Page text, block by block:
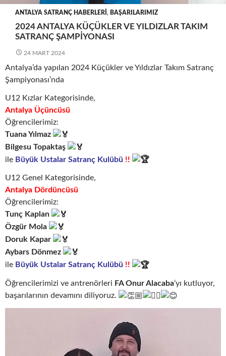
ANTALYA SATRANÇ HABERLERI , BAŞARILARIMIZ
2024 ANTALYA KÜÇÜKLER VE YILDIZLAR TAKIM
SATRANÇ ŞAMPIYONASI
24 MART 2024
Antalya’da yapılan 2024 Küçükler ve Yıldızlar Takım Satranç
Şampiyonası’nda
U12 Kızlar Kategorisinde,
Antalya Üçüncüsü
Öğrencilerimiz:
Tuana Yılmaz
Bilgesu Topaktaş
ile Büyük Ustalar Satranç Kulübü !!
U12 Genel Kategorisinde,
Antalya Dördüncüsü
Öğrencilerimiz:
Tunç Kaplan
Özgür Mola
Doruk Kapar
Aybars Dönmez
ile Büyük Ustalar Satranç Kulübü !!
Öğrencilerimizi ve antrenörleri FA Onur Alacaba‘yı kutluyor,
başarılarının devamını diliyoruz.